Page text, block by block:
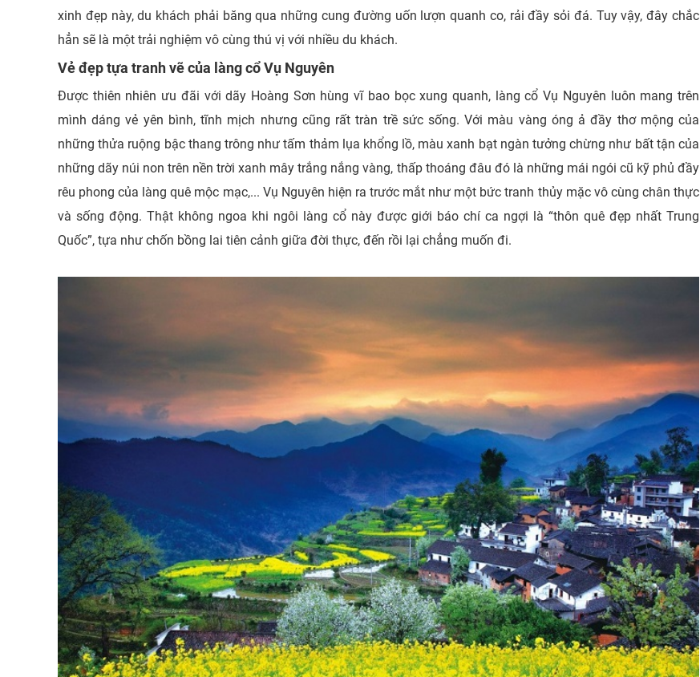
xinh đẹp này, du khách phải băng qua những cung đường uốn lượn quanh co, rải đầy sỏi đá. Tuy vậy, đây chắc
hẳn sẽ là một trải nghiệm vô cùng thú vị với nhiều du khách.
Vẻ đẹp tựa tranh vẽ của làng cổ Vụ Nguyên
Được thiên nhiên ưu đãi với dãy Hoàng Sơn hùng vĩ bao bọc xung quanh, làng cổ Vụ Nguyên luôn mang trên
mình dáng vẻ yên bình, tĩnh mịch nhưng cũng rất tràn trề sức sống. Với màu vàng óng ả đầy thơ mộng của
những thửa ruộng bậc thang trông như tấm thảm lụa khổng lồ, màu xanh bạt ngàn tưởng chừng như bất tận của
những dãy núi non trên nền trời xanh mây trắng nắng vàng, thấp thoáng đâu đó là những mái ngói cũ kỹ phủ đầy
rêu phong của làng quê mộc mạc,... Vụ Nguyên hiện ra trước mắt như một bức tranh thủy mặc vô cùng chân thực
và sống động. Thật không ngoa khi ngôi làng cổ này được giới báo chí ca ngợi là “thôn quê đẹp nhất Trung
Quốc”, tựa như chốn bồng lai tiên cảnh giữa đời thực, đến rồi lại chẳng muốn đi.